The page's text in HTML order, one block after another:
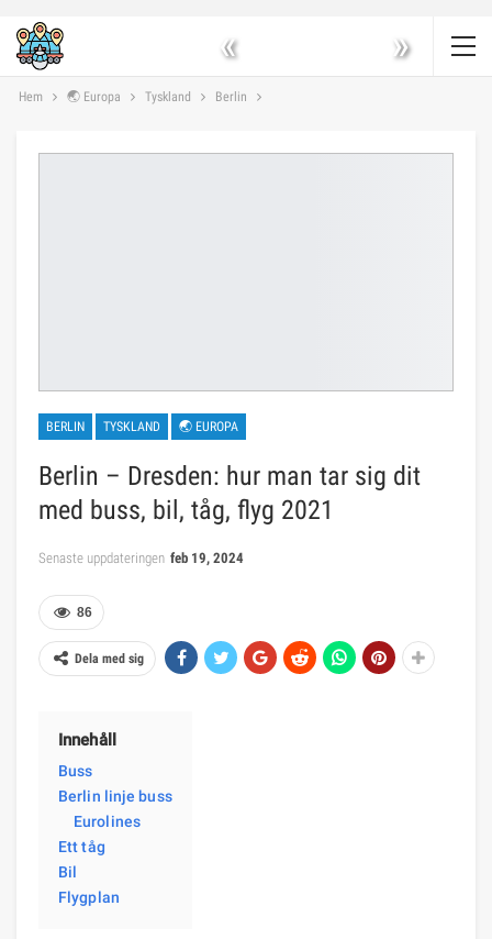
« »
Hem 🌏 Europa Tyskland Berlin
BERLIN TYSKLAND 🌏 EUROPA
Berlin – Dresden: hur man tar sig dit
med buss, bil, tåg, flyg 2021
Senaste uppdateringen feb 19, 2024
86
Dela med sig
Innehåll
Buss
Berlin linje buss
Eurolines
Ett tåg
Bil
Flygplan